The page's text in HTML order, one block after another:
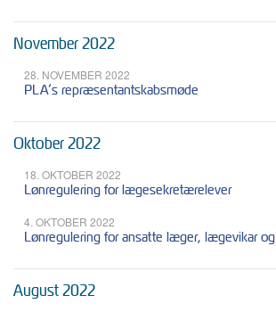
November 2022
28. NOVEMBER 2022
PLA’s repræsentantskabsmøde
Oktober 2022
18. OKTOBER 2022
Lønregulering for lægesekretærelever
4. OKTOBER 2022
Lønregulering for ansatte læger, lægevikar
August 2022